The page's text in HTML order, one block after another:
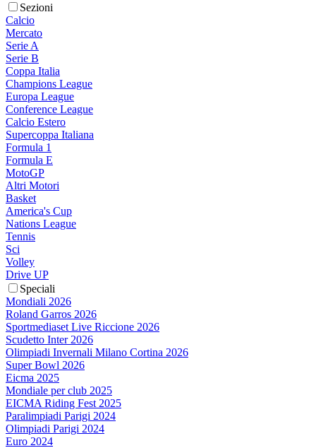
Sezioni
Calcio
Mercato
Serie A
Serie B
Coppa Italia
Champions League
Europa League
Conference League
Calcio Estero
Supercoppa Italiana
Formula 1
Formula E
MotoGP
Altri Motori
Basket
America's Cup
Nations League
Tennis
Sci
Volley
Drive UP
Speciali
Mondiali 2026
Roland Garros 2026
Sportmediaset Live Riccione 2026
Scudetto Inter 2026
Olimpiadi Invernali Milano Cortina 2026
Super Bowl 2026
Eicma 2025
Mondiale per club 2025
EICMA Riding Fest 2025
Paralimpiadi Parigi 2024
Olimpiadi Parigi 2024
Euro 2024